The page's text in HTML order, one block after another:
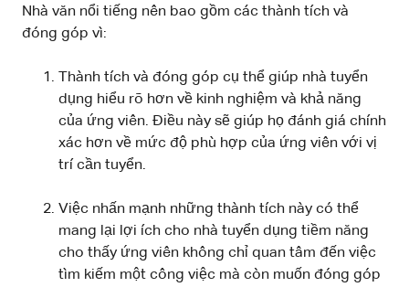
Nhà văn nổi tiếng nên bao gồm các thành tích và
đóng góp vì:
Thành tích và đóng góp cụ thể giúp nhà tuyển
dụng hiểu rõ hơn về kinh nghiệm và khả năng
của ứng viên. Điều này sẽ giúp họ đánh giá chính
xác hơn về mức độ phù hợp của ứng viên với vị
trí cần tuyển.
Việc nhấn mạnh những thành tích này có thể
mang lại lợi ích cho nhà tuyển dụng tiềm năng
cho thấy ứng viên không chỉ quan tâm đến việc
tìm kiếm một công việc mà còn muốn đóng góp